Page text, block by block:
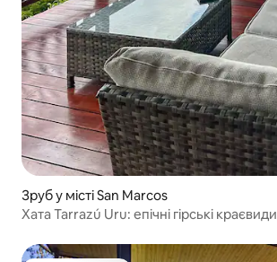
Зруб у місті San Marcos
Хата Tarrazú Uru: епічні гірські краєвиди